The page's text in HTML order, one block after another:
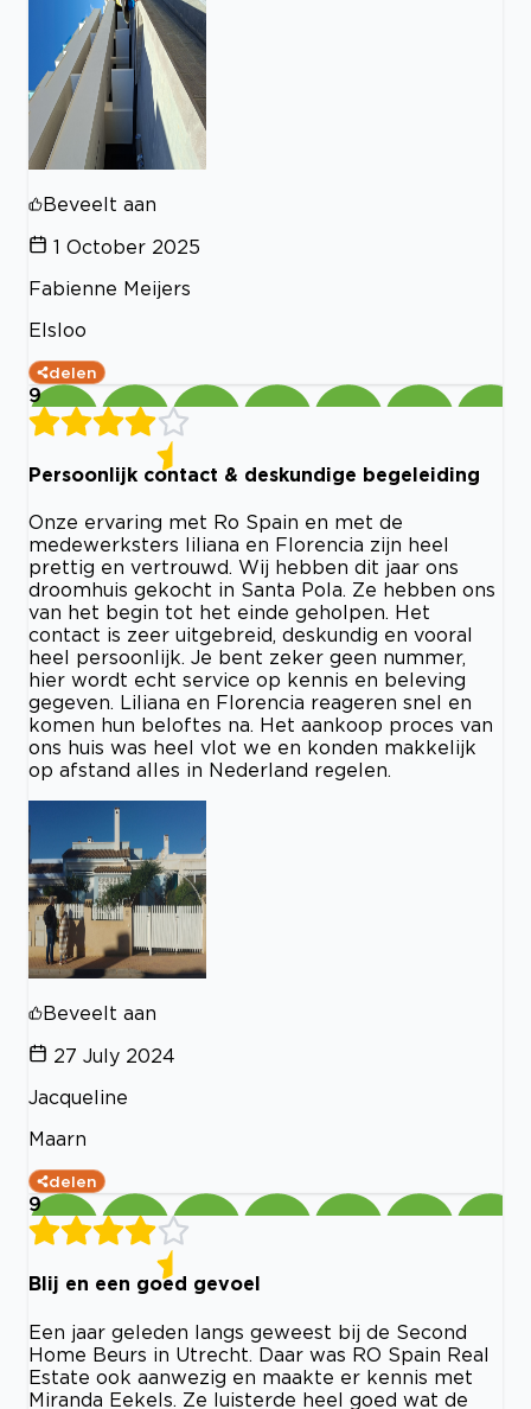
Beveelt aan
1 October 2025
Fabienne Meijers
Elsloo
delen
9
Persoonlijk contact & deskundige begeleiding
Onze ervaring met Ro Spain en met de
medewerksters liliana en Florencia zijn heel
prettig en vertrouwd. Wij hebben dit jaar ons
droomhuis gekocht in Santa Pola. Ze hebben ons
van het begin tot het einde geholpen. Het
contact is zeer uitgebreid, deskundig en vooral
heel persoonlijk. Je bent zeker geen nummer,
hier wordt echt service op kennis en beleving
gegeven. Liliana en Florencia reageren snel en
komen hun beloftes na. Het aankoop proces van
ons huis was heel vlot we en konden makkelijk
op afstand alles in Nederland regelen.
Beveelt aan
27 July 2024
Jacqueline
Maarn
delen
9
Blij en een goed gevoel
Een jaar geleden langs geweest bij de Second
Home Beurs in Utrecht. Daar was RO Spain Real
Estate ook aanwezig en maakte er kennis met
Miranda Eekels. Ze luisterde heel goed wat de